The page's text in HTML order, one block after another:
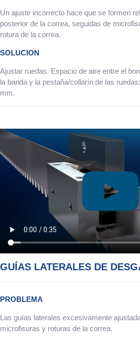
Un ajuste incorrecto hace que se formen
posterior de la correa, seguidas de
rotura de la correa.
SOLUCION
Ajustar ruedas. Espacio de aire entre el
la banda y la pestaña/collarín de las
mm.
GUÍAS LATERALES DE
PROBLEMA
Las guías laterales excesivamente
microfisuras y roturas de la correa.